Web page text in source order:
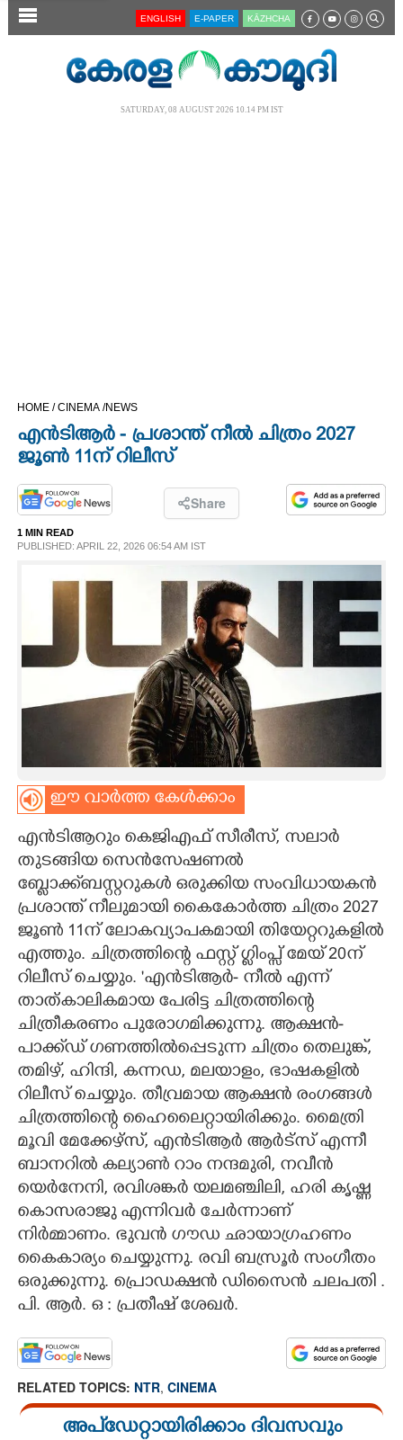
SECTIONS
OPINION
ASTRO
CARTOONS
LITERATURE
ZOOM
CONTACT US
ENGLISH E-PAPER KĀZHCHA
SATURDAY, 08 AUGUST 2026 10.14 PM IST
HOME /CINEMA /NEWS
എൻടിആർ - പ്രശാന്ത് നീൽ ചിത്രം 2027
ജൂൺ 11ന് റിലീസ്
Share
1 MIN READ
PUBLISHED: APRIL 22, 2026 06:54 AM IST
ഈ വാർത്ത കേൾക്കാം
എൻടിആറും കെജിഎഫ് സീരീസ്, സലാർ
തുടങ്ങിയ സെൻസേഷണൽ
ബ്ലോക്ക്ബസ്റ്ററുകൾ ഒരുക്കിയ സംവിധായകൻ
പ്രശാന്ത് നീലുമായി കൈകോർത്ത ചിത്രം 2027
ജൂൺ 11ന് ലോകവ്യാപകമായി തിയേറ്ററുകളിൽ
എത്തും. ചിത്രത്തിന്റെ ഫസ്റ്റ് ഗ്ലിംപ്സ് മേയ്‌ 20ന്
റിലീസ്‌ ചെയ്യും. 'എൻടിആർ- നീൽ എന്ന്
താത്കാലികമായ പേരിട്ട ചിത്രത്തിന്റെ
ചിത്രീകരണം പുരോഗമിക്കുന്നു. ആക്ഷൻ-
പാക്ക്ഡ് ഗണത്തിൽപ്പെടുന്ന ചിത്രം തെലുങ്ക്,
തമിഴ്, ഹിന്ദി, കന്നഡ, മലയാളം, ഭാഷകളിൽ
റിലീസ് ചെയ്യും. തീവ്രമായ ആക്ഷൻ രംഗങ്ങൾ
ചിത്രത്തിന്റെ ഹൈലൈറ്റായിരിക്കും. മൈത്രി
മൂവി മേക്കേഴ്സ്, എൻടിആർ ആർട്സ് എന്നീ
ബാനറിൽ കല്യാൺ റാം നന്ദമുരി, നവീൻ
യെർനേനി, രവിശങ്കർ യലമഞ്ചിലി, ഹരി കൃഷ്ണ
കൊസരാജു എന്നിവർ ചേർന്നാണ്
നിർമ്മാണം. ഭുവൻ ഗൗഡ ഛായാഗ്രഹണം
കൈകാര്യം ചെയ്യുന്നു. രവി ബസ്രൂർ സംഗീതം
ഒരുക്കുന്നു. പ്രൊഡക്ഷൻ ഡിസൈൻ ചലപതി .
പി. ആർ. ഒ : പ്രതീഷ് ശേഖർ.
RELATED TOPICS: NTR, CINEMA
അപ്ഡേറ്റായിരിക്കാം ദിവസവും